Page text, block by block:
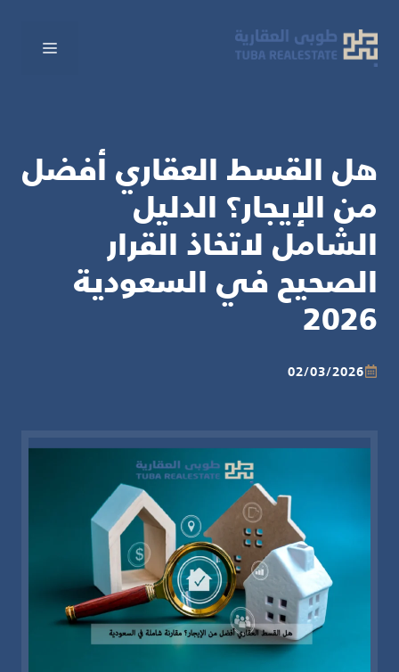
المحتوى
هل القسط العقاري أفضل
من الإيجار؟ الدليل
الشامل لاتخاذ القرار
الصحيح في السعودية
2026
02/03/2026